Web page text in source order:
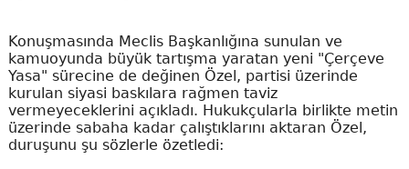
Konuşmasında Meclis Başkanlığına sunulan ve
kamuoyunda büyük tartışma yaratan yeni "Çerçeve
Yasa" sürecine de değinen Özel, partisi üzerinde
kurulan siyasi baskılara rağmen taviz
vermeyeceklerini açıkladı. Hukukçularla birlikte metin
üzerinde sabaha kadar çalıştıklarını aktaran Özel,
duruşunu şu sözlerle özetledi: